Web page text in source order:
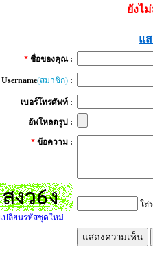
ยังไ
แ
* ชื่อของคุณ :
Username(สมาชิก) :
เบอร์โทรศัพท์ :
อัพโหลดรูป :
* ข้อความ :
เปลี่ยนรหัสชุดใหม่
ใส่